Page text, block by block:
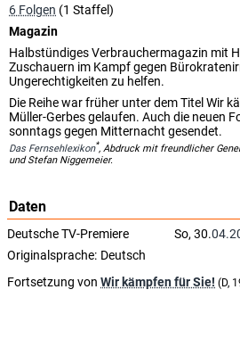
6 Folgen (1 Staffel)
Magazin
Halbstündiges Verbrauchermagazin mit
Zuschauern im Kampf gegen
Ungerechtigkeiten zu helfen.
Die Reihe war früher unter dem Titel Wir
Müller-Gerbes gelaufen. Auch die neuen
sonntags gegen Mitternacht gesendet.
Das Fernsehlexikon*, Abdruck mit freundlicher
und Stefan Niggemeier.
Daten
Deutsche TV-Premiere So, 30.
Originalsprache: Deutsch
Fortsetzung von Wir kämpfen für Sie! (D,